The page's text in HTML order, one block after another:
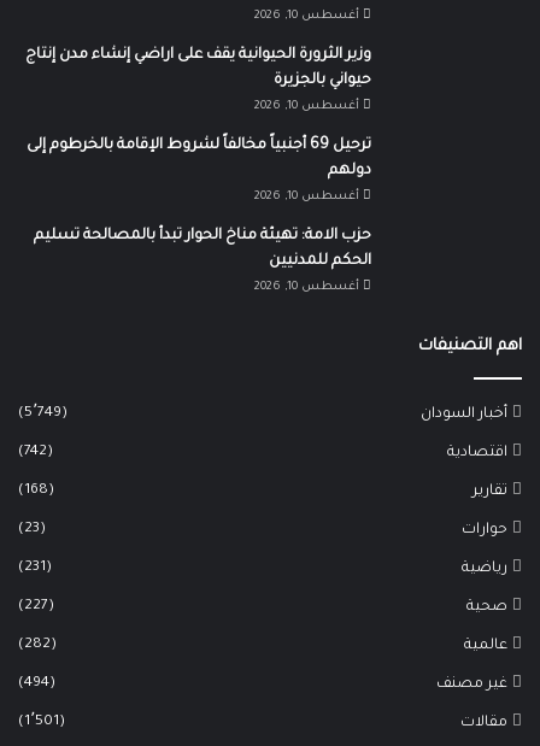
أغسطس 10, 2026
وزير الثرورة الحيوانية يقف على اراضي إنشاء مدن إنتاج
حيواني بالجزيرة
أغسطس 10, 2026
ترحيل 69 أجنبياً مخالفاً لشروط الإقامة بالخرطوم إلى
دولهم
أغسطس 10, 2026
حزب الامة: تهيئة مناخ الحوار تبدأ بالمصالحة تسليم
الحكم للمدنيين
أغسطس 10, 2026
اهم التصنيفات
أخبار السودان (5٬749)
اقتصادية (742)
تقارير (168)
حوارات (23)
رياضية (231)
صحية (227)
عالمية (282)
غير مصنف (494)
مقالات (1٬501)